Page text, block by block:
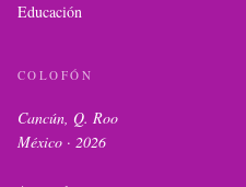
Educación
COLOFÓN
Cancún, Q. Roo
México · 2026